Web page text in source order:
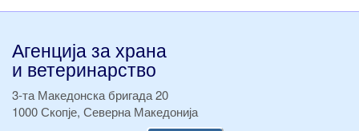
Агенција за храна
и ветеринарство
3-та Македонска бригада 20
1000 Скопје, Северна Македонија